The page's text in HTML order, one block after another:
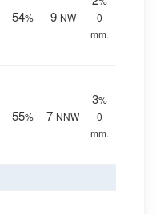
54% 9 NW
0
mm.
55% 7 NNW
3%
0
mm.